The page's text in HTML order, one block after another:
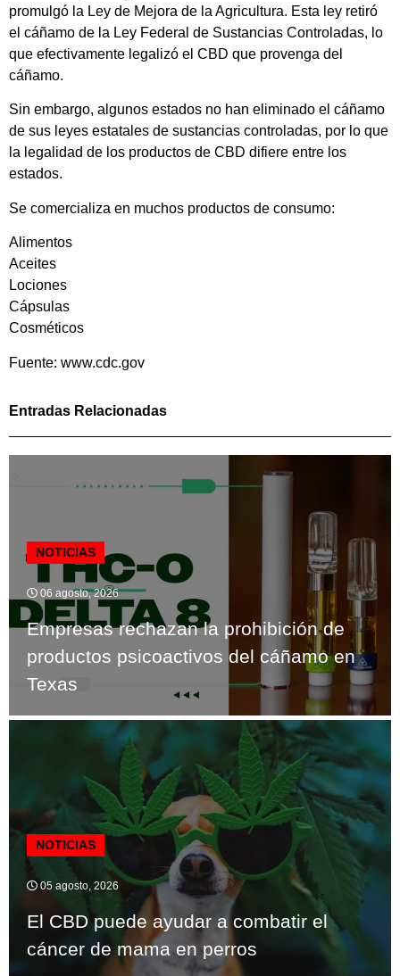
promulgó la Ley de Mejora de la Agricultura. Esta ley retiró
el cáñamo de la Ley Federal de Sustancias Controladas, lo
que efectivamente legalizó el CBD que provenga del
cáñamo.
Sin embargo, algunos estados no han eliminado el cáñamo
de sus leyes estatales de sustancias controladas, por lo que
la legalidad de los productos de CBD difiere entre los
estados.
Se comercializa en muchos productos de consumo:
Alimentos
Aceites
Lociones
Cápsulas
Cosméticos
Fuente: www.cdc.gov
Entradas Relacionadas
NOTICIAS
06 agosto, 2026
Empresas rechazan la prohibición de
productos psicoactivos del cáñamo en
Texas
NOTICIAS
05 agosto, 2026
El CBD puede ayudar a combatir el
cáncer de mama en perros